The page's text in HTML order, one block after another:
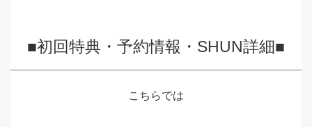
■初回特典・予約情報・SHUN詳細■
こちらでは